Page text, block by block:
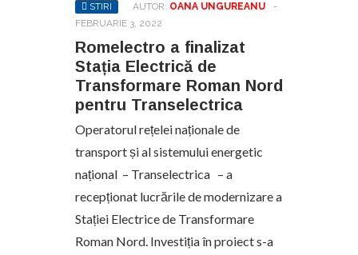
STIRI AUTOR: OANA UNGUREANU
-
FEBRUARIE 3, 2022
Romelectro a finalizat
Stația Electrică de
Transformare Roman Nord
pentru Transelectrica
Operatorul rețelei naționale de
transport și al sistemului energetic
național – Transelectrica – a
recepționat lucrările de modernizare a
Stației Electrice de Transformare
Roman Nord. Investiția în proiect s-a